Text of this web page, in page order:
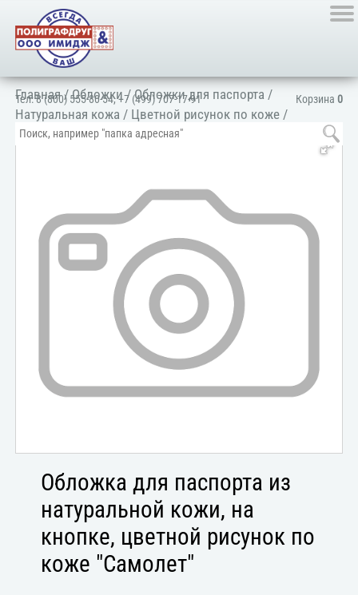
Корзина 0
Тел:8 (800) 555-80-54,+7 (499) 707-17-91
Главная/Обложки/Обложки для паспорта /
Натуральная кожа / Цветной рисунок по коже /
Обложка для паспорта из
натуральной кожи, на
кнопке, цветной рисунок по
коже "Самолет"